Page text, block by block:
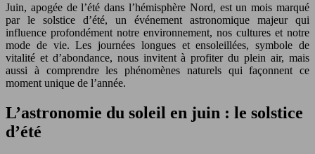
Juin, apogée de l’été dans l’hémisphère Nord, est un mois marqué
par le solstice d’été, un événement astronomique majeur qui
influence profondément notre environnement, nos cultures et notre
mode de vie. Les journées longues et ensoleillées, symbole de
vitalité et d’abondance, nous invitent à profiter du plein air, mais
aussi à comprendre les phénomènes naturels qui façonnent ce
moment unique de l’année.
L’astronomie du soleil en juin : le solstice
d’été